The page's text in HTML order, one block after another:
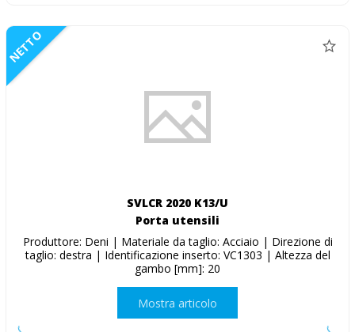
NETTO
SVLCR 2020 K13/U
Porta utensili
Produttore: Deni | Materiale da taglio: Acciaio | Direzione di
taglio: destra | Identificazione inserto: VC1303 | Altezza del
gambo [mm]: 20
Mostra articolo